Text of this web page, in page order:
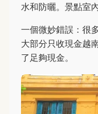
水和防曬。景點室
一個微妙錯誤：很
大部分只收現金越
了足夠現金。